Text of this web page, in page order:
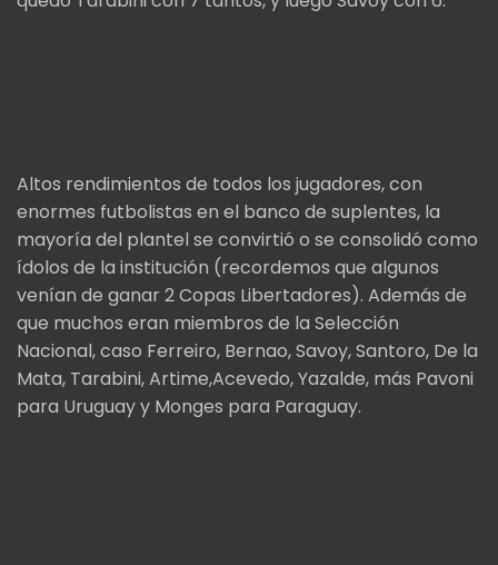
Altos rendimientos de todos los jugadores, con
enormes futbolistas en el banco de suplentes, la
mayoría del plantel se convirtió o se consolidó como
ídolos de la institución (recordemos que algunos
venían de ganar 2 Copas Libertadores). Además de
que muchos eran miembros de la Selección
Nacional, caso Ferreiro, Bernao, Savoy, Santoro, De la
Mata, Tarabini, Artime,Acevedo, Yazalde, más Pavoni
para Uruguay y Monges para Paraguay.